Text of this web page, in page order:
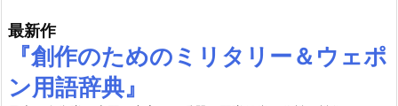
最新作
『創作のためのミリタリー＆ウェポ
ン用語辞典』